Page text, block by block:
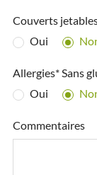
Couverts
Oui
Allergies* Sans
Oui
Commentaires